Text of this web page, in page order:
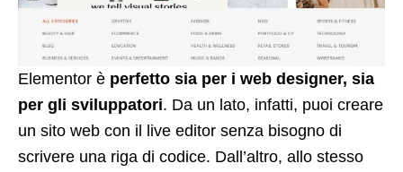
Elementor è perfetto sia per i web designer, sia
per gli sviluppatori. Da un lato, infatti, puoi creare
un sito web con il live editor senza bisogno di
scrivere una riga di codice. Dall’altro, allo stesso